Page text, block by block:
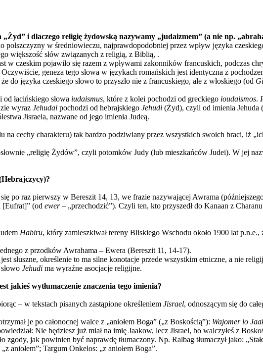
„Żyd” i dlaczego religię żydowską nazywamy „judaizmem” (a nie np.
polszczyzny w średniowieczu, najprawdopodobniej przez wpływ języka
większość słów związanych z religią, z Biblią, .
w czeskim pojawiło się razem z wpływami zakonników francuskich, podczas
Oczywiście, geneza tego słowa w językach romańskich jest identyczna z
do języka czeskiego słowo to przyszło nie z francuskiego, ale z włoskiego (od
łacińskiego słowa iudaismus, które z kolei pochodzi od greckiego ioudaismos.
wyraz Jehudai pochodzi od hebrajskiego Jehudi (Żyd), czyli od imienia Jehuda
Jisraela, nazwane od jego imienia Judeą.
na cechy charakteru) tak bardzo podziwiany przez wszystkich swoich braci, iż
„religię Żydów”, czyli potomków Judy (lub mieszkańców Judei). W jej
po raz pierwszy w Bereszit 14, 13, we frazie nazywającej Awrama
[Eufrat]” (od ewer– „przechodzić”). Czyli ten, kto przyszedł do Kanaan z
Habiru, który zamieszkiwał tereny Bliskiego Wschodu około 1900 lat
z przodków Awrahama – Ewera (Bereszit 11, 14-17).
jest słuszne, określenie to ma silne konotacje przede wszystkim etniczne, a nie
Jehudi ma wyraźne asocjacje religijne.
jakieś wytłumaczenie znaczenia tego imienia?
– w tekstach pisanych zastąpione określeniem Jisrael, odnoszącym się do
je po całonocnej walce z „aniołem Boga” („z Boskością”): Wajomer lo
Nie będziesz już miał na imię Jaakow, lecz Jisrael, bo walczyłeś z
zgody, jak powinien być naprawdę tłumaczony. Np. Ralbag tłumaczył jako:
aniołem”; Targum Onkelos: „z aniołem Boga”.